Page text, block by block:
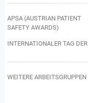
APSA (AUSTRIAN PATIENT
SAFETY AWARDS)
INTERNATIONALER TAG
WEITERE ARBEITSGRUPPEN